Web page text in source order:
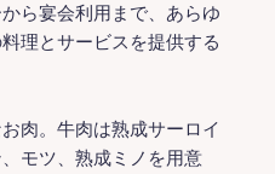
ら宴会利用まで、あらゆ
理とサービスを提供する
肉。牛肉は熟成サーロイ
モツ、熟成ミノを用意